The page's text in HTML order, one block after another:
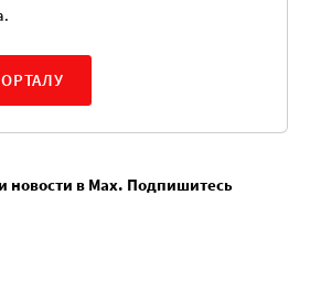
новости в Max. Подпишитесь